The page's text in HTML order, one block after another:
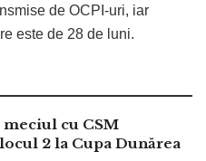
de OCPI-uri, iar
este de 28 de luni.
cu CSM
2 la Cupa Dunărea